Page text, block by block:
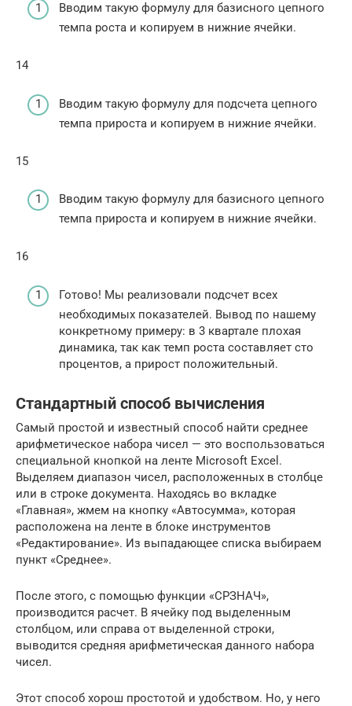
Вводим такую формулу для базисного цепного
темпа роста и копируем в нижние ячейки.
14
Вводим такую формулу для подсчета цепного
темпа прироста и копируем в нижние ячейки.
15
Вводим такую формулу для базисного цепного
темпа прироста и копируем в нижние ячейки.
16
Готово! Мы реализовали подсчет всех
необходимых показателей. Вывод по нашему
конкретному примеру: в 3 квартале плохая
динамика, так как темп роста составляет сто
процентов, а прирост положительный.
Стандартный способ вычисления
Самый простой и известный способ найти среднее
арифметическое набора чисел — это воспользоваться
специальной кнопкой на ленте Microsoft Excel.
Выделяем диапазон чисел, расположенных в столбце
или в строке документа. Находясь во вкладке
«Главная», жмем на кнопку «Автосумма», которая
расположена на ленте в блоке инструментов
«Редактирование». Из выпадающее списка выбираем
пункт «Среднее».
После этого, с помощью функции «СРЗНАЧ»,
производится расчет. В ячейку под выделенным
столбцом, или справа от выделенной строки,
выводится средняя арифметическая данного набора
чисел.
Этот способ хорош простотой и удобством. Но, у него